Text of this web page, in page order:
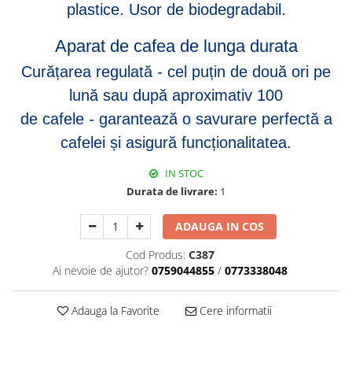
plastice. Usor de biodegradabil.
Aparat de cafea de lunga durata
Curățarea regulată - cel puțin de două ori pe
lună sau după aproximativ 100
de cafele -garantează o savurare perfectă a
cafelei și asigură funcționalitatea.
IN STOC
Durata de livrare: 1
ADAUGA IN COS
Cod Produs: C387
Ai nevoie de ajutor? 0759044855 / 0773338048
Adauga la Favorite Cere informatii